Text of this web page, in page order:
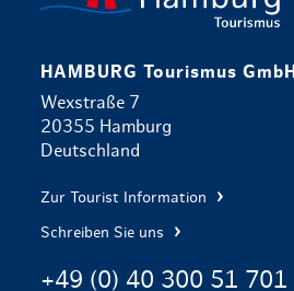
HAMBURG Tourismus GmbH
Wexstraße 7
20355 Hamburg
Deutschland
Zur Tourist Information
Schreiben Sie uns
+49 (0) 40 300 51 701